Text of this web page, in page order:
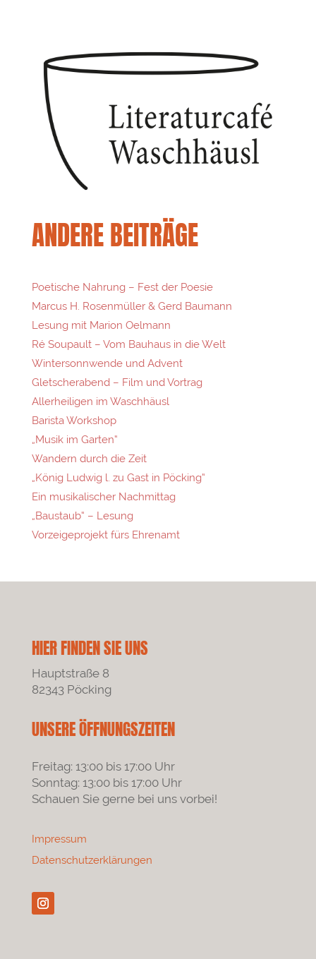
ANDERE BEITRÄGE
Poetische Nahrung – Fest der Poesie
Marcus H. Rosenmüller & Gerd Baumann
Lesung mit Marion Oelmann
Ré Soupault – Vom Bauhaus in die Welt
Wintersonnwende und Advent
Gletscherabend – Film und Vortrag
Allerheiligen im Waschhäusl
Barista Workshop
„Musik im Garten“
Wandern durch die Zeit
„König Ludwig l. zu Gast in Pöcking“
Ein musikalischer Nachmittag
„Baustaub“ – Lesung
Vorzeigeprojekt fürs Ehrenamt
HIER FINDEN SIE UNS
Hauptstraße 8
82343 Pöcking
UNSERE ÖFFNUNGSZEITEN
Freitag: 13:00 bis 17:00 Uhr
Sonntag: 13:00 bis 17:00 Uhr
Schauen Sie gerne bei uns vorbei!
Impressum
Datenschutzerklärungen